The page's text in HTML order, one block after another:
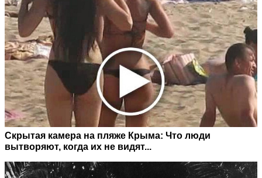
Скрытая камера на пляже Крыма: Что люди
вытворяют, когда их не видят...